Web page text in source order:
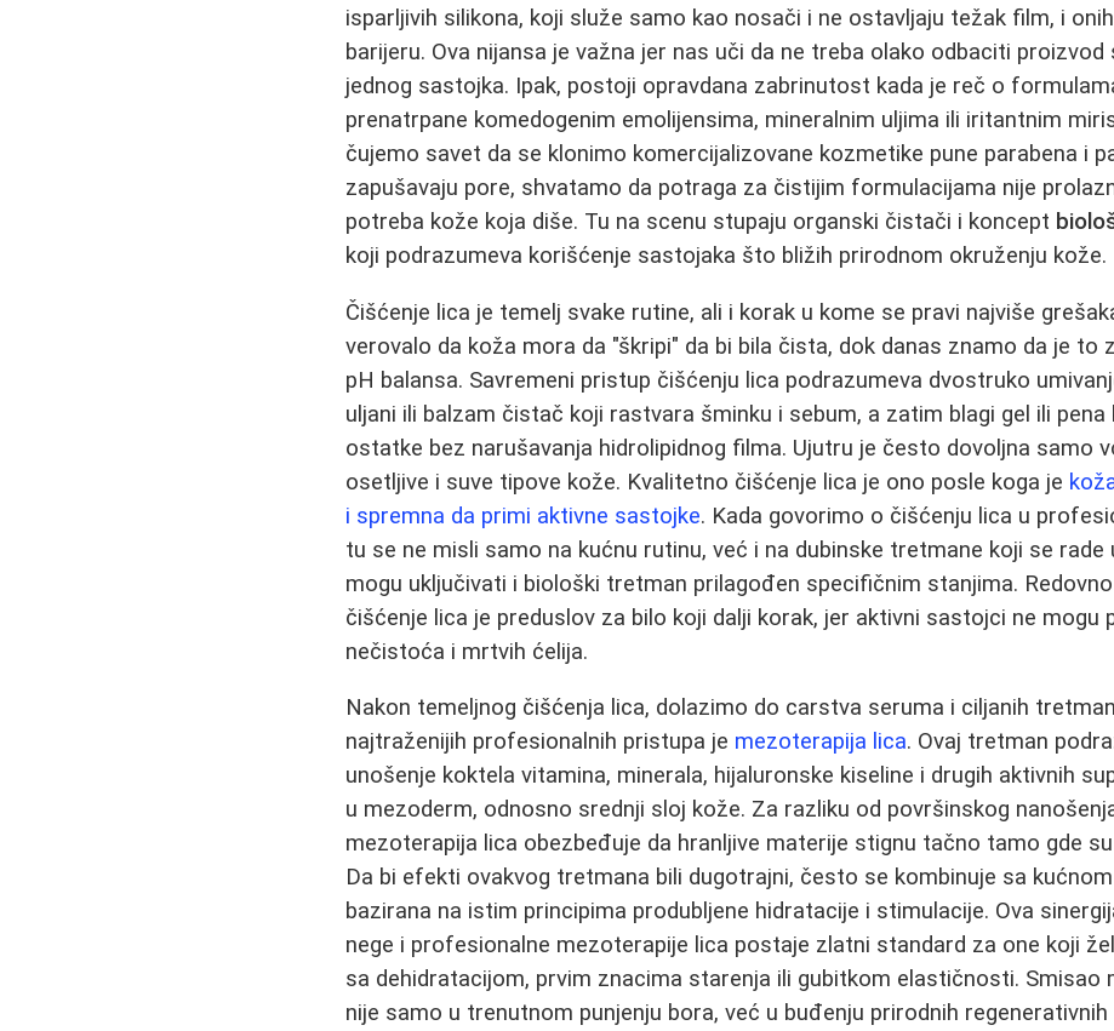
isparljivih silikona, koji služe samo kao nosači i ne ostavljaju težak film, i
barijeru. Ova nijansa je važna jer nas uči da ne treba olako odbaciti proizvod
jednog sastojka. Ipak, postoji opravdana zabrinutost kada je reč o
prenatrpane komedogenim emolijensima, mineralnim uljima ili iritantnim
čujemo savet da se klonimo komercijalizovane kozmetike pune parabena i
zapušavaju pore, shvatamo da potraga za čistijim formulacijama nije
potreba kože koja diše. Tu na scenu stupaju organski čistači i koncept
koji podrazumeva korišćenje sastojaka što bližih prirodnom okruženju kože.
Čišćenje lica je temelj svake rutine, ali i korak u kome se pravi najviše
verovalo da koža mora da "škripi" da bi bila čista, dok danas znamo da je to
pH balansa. Savremeni pristup čišćenju lica podrazumeva dvostruko
uljani ili balzam čistač koji rastvara šminku i sebum, a zatim blagi gel ili pena
ostatke bez narušavanja hidrolipidnog filma. Ujutru je često dovoljna samo
osetljive i suve tipove kože. Kvalitetno čišćenje lica je ono posle koga je
i spremna da primi aktivne sastojke. Kada govorimo o čišćenju lica u
tu se ne misli samo na kućnu rutinu, već i na dubinske tretmane koji se rade
mogu uključivati i biološki tretman prilagođen specifičnim stanjima.
čišćenje lica je preduslov za bilo koji dalji korak, jer aktivni sastojci ne mogu
nečistoća i mrtvih ćelija.
Nakon temeljnog čišćenja lica, dolazimo do carstva seruma i ciljanih
najtraženijih profesionalnih pristupa je mezoterapija lica. Ovaj tretman
unošenje koktela vitamina, minerala, hijaluronske kiseline i drugih aktivnih
u mezoderm, odnosno srednji sloj kože. Za razliku od površinskog
mezoterapija lica obezbeđuje da hranljive materije stignu tačno tamo gde
Da bi efekti ovakvog tretmana bili dugotrajni, često se kombinuje sa
bazirana na istim principima produbljene hidratacije i stimulacije. Ova
nege i profesionalne mezoterapije lica postaje zlatni standard za one koji
sa dehidratacijom, prvim znacima starenja ili gubitkom elastičnosti. Smisao
nije samo u trenutnom punjenju bora, već u buđenju prirodnih